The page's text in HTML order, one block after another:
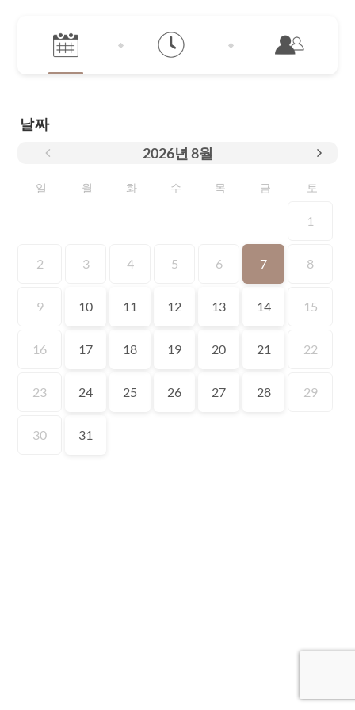
날짜
2026년 8월
일 월 화 수 목 금 토
1
2 3 4 5 6 7 8
9 10 11 12 13 14 15
16 17 18 19 20 21 22
23 24 25 26 27 28 29
30 31